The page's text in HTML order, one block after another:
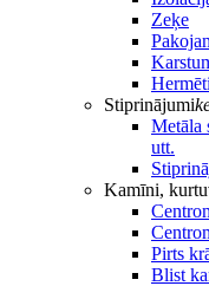
Zeķe
Stiprinājumi
Metāla
utt.
Kamīni,
Pirts
Blist